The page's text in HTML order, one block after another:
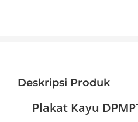
Deskripsi Produk
Plakat Kayu